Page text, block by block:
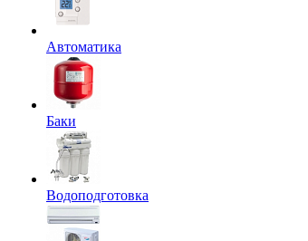
Автоматика
Баки
Водоподготовка